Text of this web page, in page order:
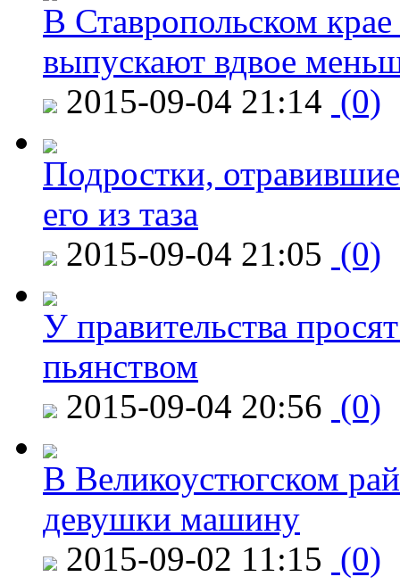
В Ставропольском
выпускают вдвое
2015-09-04 21:14 (0)
Подростки,
его из таза
2015-09-04 21:05 (0)
У правительства
пьянством
2015-09-04 20:56 (0)
В Великоустюгском
девушки машину
2015-09-02 11:15 (0)